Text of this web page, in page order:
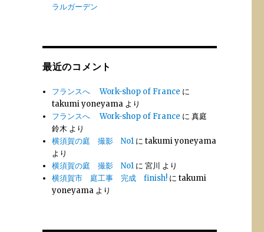
ラルガーデン
最近のコメント
フランスへ Work-shop of France に
takumi yoneyama より
フランスへ Work-shop of France に真庭
鈴木 より
横須賀の庭 撮影 No1 にtakumi yoneyama
より
横須賀の庭 撮影 No1 に宮川 より
横須賀市 庭工事 完成 finish! にtakumi
yoneyama より